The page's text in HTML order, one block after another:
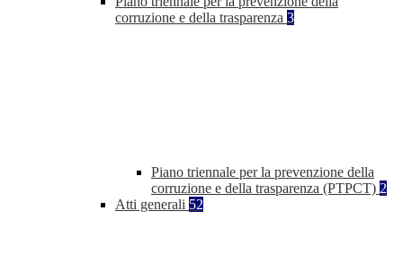
corruzione e della trasparenza 3
Piano triennale per la prevenzione della
corruzione e della trasparenza (PTPCT) 2
Atti generali 52